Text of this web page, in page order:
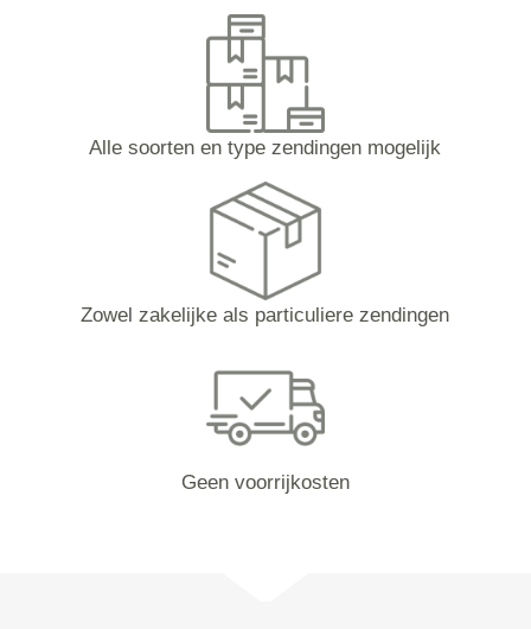
Alle soorten en type zendingen mogelijk
Zowel zakelijke als particuliere zendingen
Geen voorrijkosten